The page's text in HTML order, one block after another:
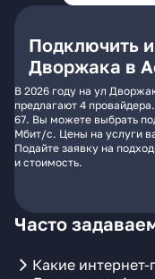
Подключить
Дворжака в
В 2026 году на ул
предлагают 4
67. Вы можете выбрать
Мбит/с. Цены на услуги
Подайте заявку на
и стоимость.
Часто
Какие